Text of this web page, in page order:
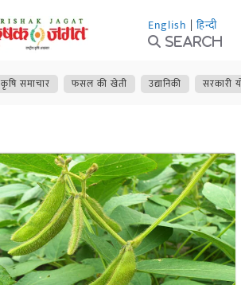
English | हिन्दी
Search
कृषि समाचार फसल की खेती उद्यानिकी सरकारी